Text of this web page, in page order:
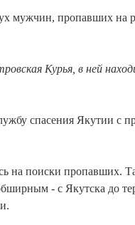
мужчин, пропавших на
Курья, в ней
спасения Якутии с
на поиски пропавших.
- с Якутска до